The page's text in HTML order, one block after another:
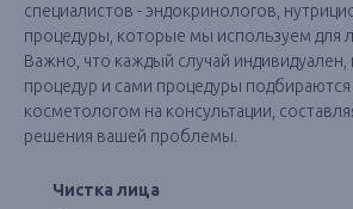
специалистов - эндокринологов,
процедуры, которые мы используем для
Важно, что каждый случай индивидуален,
процедур и сами процедуры
косметологом на консультации,
решения вашей проблемы.
Чистка лица